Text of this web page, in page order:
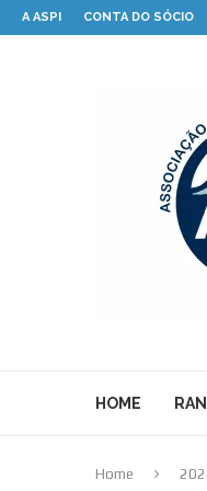
A ASPI CONTA DO SÓCIO
HOME
Home